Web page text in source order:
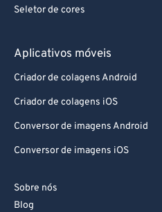
Seletor de cores
Aplicativos móveis
Criador de colagens Android
Criador de colagens iOS
Conversor de imagens Android
Conversor de imagens iOS
Sobre nós
Blog